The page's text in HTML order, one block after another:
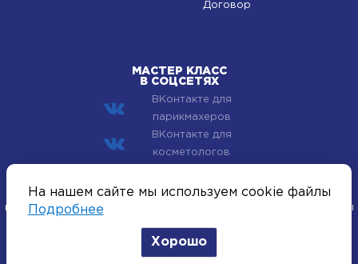
Договор
МАСТЕР КЛАСС
В СОЦСЕТЯХ
ВКонтакте для
парикмахеров
ВКонтакте для
косметологов
© 2002–2026 Компания Мастер Класс - профессиональная
косметика для лица, тела и волос. Все хиты индустрии красоты
Политика конфиденциальности
На нашем сайте мы используем cookie файлы
Подробнее
Хорошо